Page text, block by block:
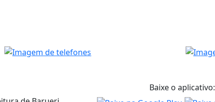
Baixe o aplicativo: